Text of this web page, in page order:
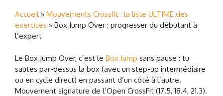
Accueil» Mouvements Crossfit : la liste ULTIME des
exercices » Box Jump Over : progresser du débutant à
l’expert
Le Box Jump Over, c’est le Box Jump sans pause : tu
sautes par-dessus la box (avec un step-up intermédiaire
ou en cycle direct) en passant d’un côté à l’autre.
Mouvement signature de l’Open CrossFit (17.5, 18.4, 21.3).